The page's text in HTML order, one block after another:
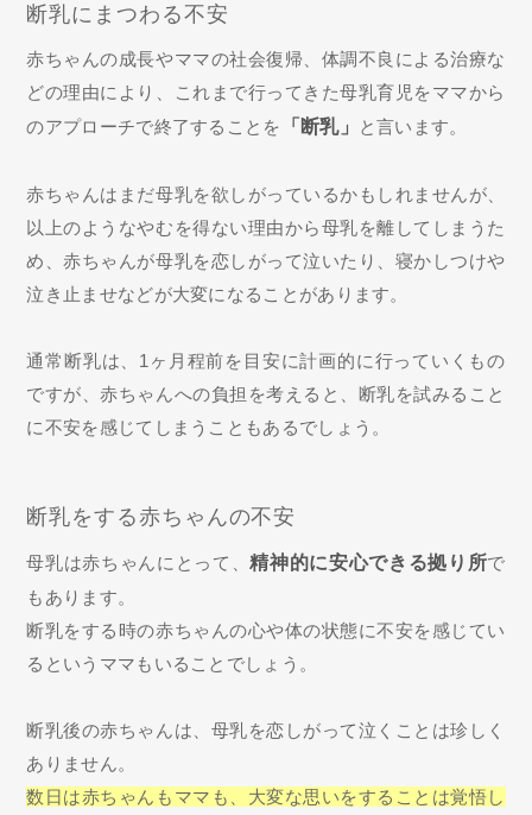
断乳にまつわる不安
赤ちゃんの成長やママの社会復帰、体調不良による治療な
どの理由により、これまで行ってきた母乳育児をママから
のアプローチで終了することを 「断乳」 と言います。
赤ちゃんはまだ母乳を欲しがっているかもしれませんが、
以上のようなやむを得ない理由から母乳を離してしまうた
め、赤ちゃんが母乳を恋しがって泣いたり、寝かしつけや
泣き止ませなどが大変になることがあります。
通常断乳は、1ヶ月程前を目安に計画的に行っていくもの
ですが、赤ちゃんへの負担を考えると、断乳を試みること
に不安を感じてしまうこともあるでしょう。
断乳をする赤ちゃんの不安
母乳は赤ちゃんにとって、精神的に安心できる拠り所で
もあります。
断乳をする時の赤ちゃんの心や体の状態に不安を感じてい
るというママもいることでしょう。
断乳後の赤ちゃんは、母乳を恋しがって泣くことは珍しく
ありません。
数日は赤ちゃんもママも、大変な思いをすることは覚悟し